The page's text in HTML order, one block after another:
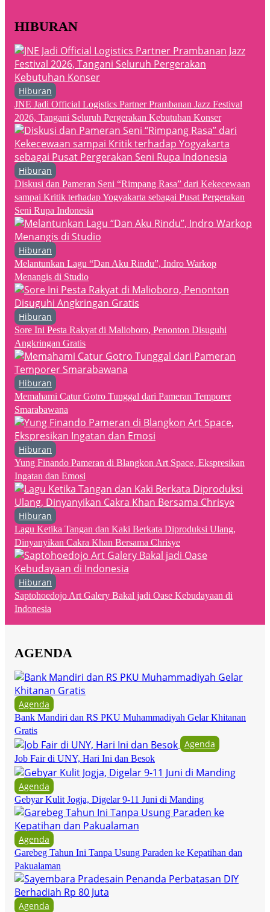
HIBURAN
Hiburan
JNE Jadi Official Logistics Partner Prambanan Jazz Festival
2026, Tangani Seluruh Pergerakan Kebutuhan Konser
Hiburan
Diskusi dan Pameran Seni “Rimpang Rasa” dari Kekecewaan
sampai Kritik terhadap Yogyakarta sebagai Pusat Pergerakan
Seni Rupa Indonesia
Hiburan
Melantunkan Lagu “Dan Aku Rindu”, Indro Warkop
Menangis di Studio
Hiburan
Sore Ini Pesta Rakyat di Malioboro, Penonton Disuguhi
Angkringan Gratis
Hiburan
Memahami Catur Gotro Tunggal dari Pameran Temporer
Smarabawana
Hiburan
Yung Finando Pameran di Blangkon Art Space, Ekspresikan
Ingatan dan Emosi
Hiburan
Lagu Ketika Tangan dan Kaki Berkata Diproduksi Ulang,
Dinyanyikan Cakra Khan Bersama Chrisye
Hiburan
Saptohoedojo Art Galery Bakal jadi Oase Kebudayaan di
Indonesia
AGENDA
Agenda
Bank Mandiri dan RS PKU Muhammadiyah Gelar Khitanan
Gratis
Agenda
Job Fair di UNY, Hari Ini dan Besok
Agenda
Gebyar Kulit Jogja, Digelar 9-11 Juni di Manding
Agenda
Garebeg Tahun Ini Tanpa Usung Paraden ke Kepatihan dan
Pakualaman
Agenda